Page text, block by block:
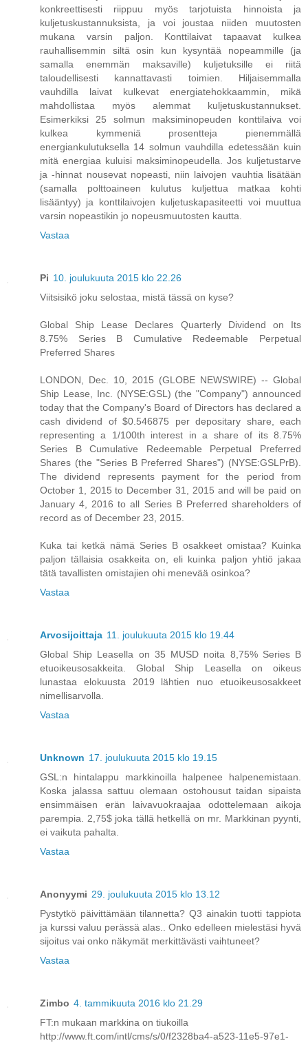
konkreettisesti riippuu myös tarjotuista hinnoista ja
kuljetuskustannuksista, ja voi joustaa niiden muutosten
mukana varsin paljon. Konttilaivat tapaavat kulkea
rauhallisemmin siltä osin kun kysyntää nopeammille (ja
samalla enemmän maksaville) kuljetuksille ei riitä
taloudellisesti kannattavasti toimien. Hiljaisemmalla
vauhdilla laivat kulkevat energiatehokkaammin, mikä
mahdollistaa myös alemmat kuljetuskustannukset.
Esimerkiksi 25 solmun maksiminopeuden konttilaiva voi
kulkea kymmeniä prosentteja pienemmällä
energiankulutuksella 14 solmun vauhdilla edetessään kuin
mitä energiaa kuluisi maksiminopeudella. Jos kuljetustarve
ja -hinnat nousevat nopeasti, niin laivojen vauhtia lisätään
(samalla polttoaineen kulutus kuljettua matkaa kohti
lisääntyy) ja konttilaivojen kuljetuskapasiteetti voi muuttua
varsin nopeastikin jo nopeusmuutosten kautta.
Vastaa
Pi 10. joulukuuta 2015 klo 22.26
Viitsisikö joku selostaa, mistä tässä on kyse?
Global Ship Lease Declares Quarterly Dividend on Its
8.75% Series B Cumulative Redeemable Perpetual
Preferred Shares
LONDON, Dec. 10, 2015 (GLOBE NEWSWIRE) -- Global
Ship Lease, Inc. (NYSE:GSL) (the "Company") announced
today that the Company's Board of Directors has declared a
cash dividend of $0.546875 per depositary share, each
representing a 1/100th interest in a share of its 8.75%
Series B Cumulative Redeemable Perpetual Preferred
Shares (the "Series B Preferred Shares") (NYSE:GSLPrB).
The dividend represents payment for the period from
October 1, 2015 to December 31, 2015 and will be paid on
January 4, 2016 to all Series B Preferred shareholders of
record as of December 23, 2015.
Kuka tai ketkä nämä Series B osakkeet omistaa? Kuinka
paljon tällaisia osakkeita on, eli kuinka paljon yhtiö jakaa
tätä tavallisten omistajien ohi menevää osinkoa?
Vastaa
Arvosijoittaja 11. joulukuuta 2015 klo 19.44
Global Ship Leasella on 35 MUSD noita 8,75% Series B
etuoikeusosakkeita. Global Ship Leasella on oikeus
lunastaa elokuusta 2019 lähtien nuo etuoikeusosakkeet
nimellisarvolla.
Vastaa
Unknown 17. joulukuuta 2015 klo 19.15
GSL:n hintalappu markkinoilla halpenee halpenemistaan.
Koska jalassa sattuu olemaan ostohousut taidan sipaista
ensimmäisen erän laivavuokraajaa odottelemaan aikoja
parempia. 2,75$ joka tällä hetkellä on mr. Markkinan pyynti,
ei vaikuta pahalta.
Vastaa
Anonyymi 29. joulukuuta 2015 klo 13.12
Pystytkö päivittämään tilannetta? Q3 ainakin tuotti tappiota
ja kurssi valuu perässä alas.. Onko edelleen mielestäsi hyvä
sijoitus vai onko näkymät merkittävästi vaihtuneet?
Vastaa
Zimbo 4. tammikuuta 2016 klo 21.29
FT:n mukaan markkina on tiukoilla
http://www.ft.com/intl/cms/s/0/f2328ba4-a523-11e5-97e1-